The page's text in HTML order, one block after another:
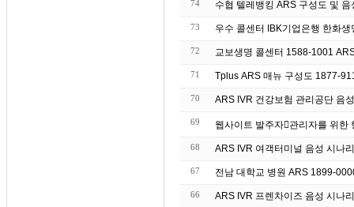
74 수협 텔레뱅킹 ARS 구성도 및
73 우수 콜센터 IBK기업
72 교보생명 콜센터 1588-1001
71 Tplus ARS 매뉴 구성도 1877-
70 ARS IVR 건강보험 관리공단 음
69
68 ARS IVR 여객터미널 음성 시나
67 전남 대학교 병원 ARS 1899-
66 ARS IVR 프렌차이즈 음성 시나